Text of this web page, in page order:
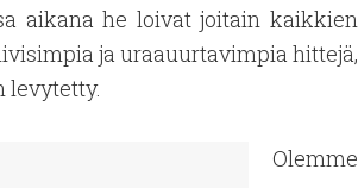
aikana he loivat joitain kaikkien
ja uraauurtavimpia hittejä,
levytetty.
Olemme